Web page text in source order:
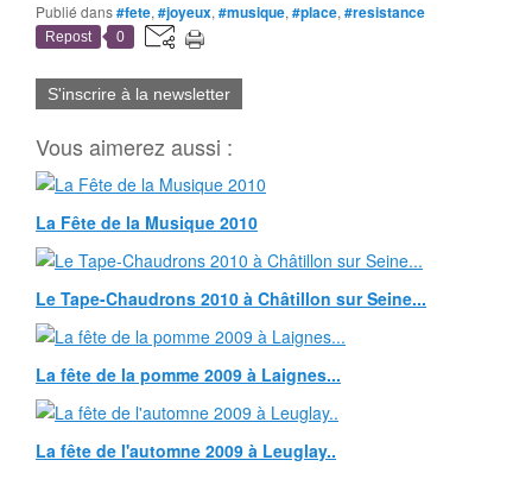
Publié dans#fete, #joyeux, #musique, #place, #resistance
Repost 0
S'inscrire à la newsletter
Vous aimerez aussi :
La Fête de la Musique 2010
Le Tape-Chaudrons 2010 à Châtillon sur Seine...
La fête de la pomme 2009 à Laignes...
La fête de l'automne 2009 à Leuglay..